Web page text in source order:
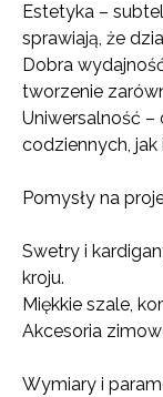
Estetyka –
sprawiają, że
Dobra
tworzenie
Uniwersalność
codziennych,
Pomysły na
Swetry i
kroju.
Miękkie szale,
Akcesoria
Wymiary i